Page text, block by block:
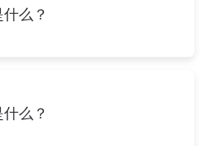
么？
么？